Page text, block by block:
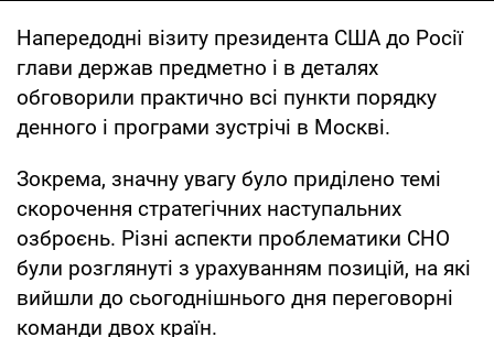
Напередодні візиту президента США до Росії
глави держав предметно і в деталях
обговорили практично всі пункти порядку
денного і програми зустрічі в Москві.
Зокрема, значну увагу було приділено темі
скорочення стратегічних наступальних
озброєнь. Різні аспекти проблематики СНО
були розглянуті з урахуванням позицій, на які
вийшли до сьогоднішнього дня переговорні
команди двох країн.